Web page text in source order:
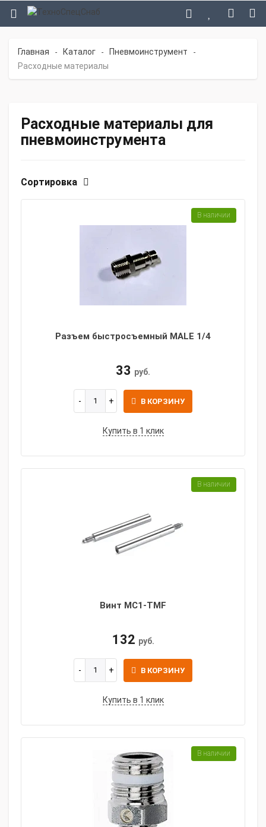
Главная - Каталог - Пневмоинструмент -
Расходные материалы
Расходные материалы для
пневмоинструмента
Сортировка
Разъем быстросъемный MALE 1/4
33 руб.
В КОРЗИНУ
Купить в 1 клик
В наличии
Винт MC1-TMF
132 руб.
В КОРЗИНУ
Купить в 1 клик
В наличии
В наличии